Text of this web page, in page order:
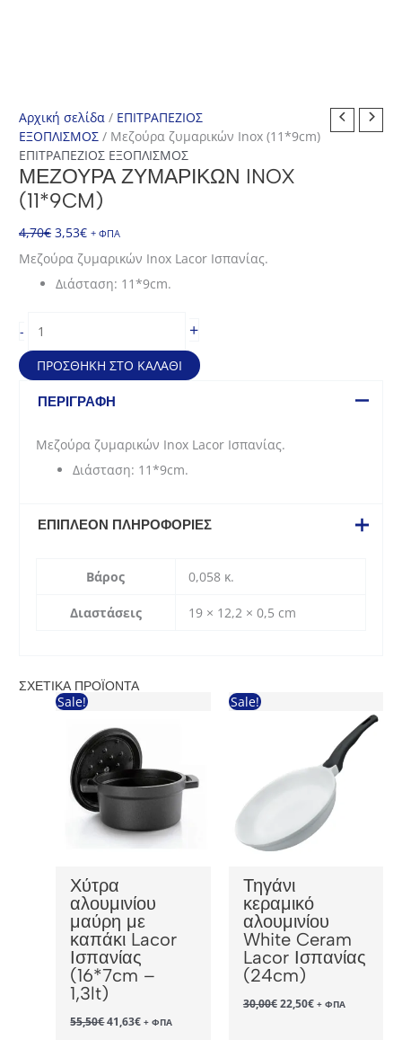
Αρχική σελίδα / ΕΠΙΤΡΑΠΕΖΙΟΣ
ΕΞΟΠΛΙΣΜΟΣ / Μεζούρα ζυμαρικών Inox (11*9cm)
ΕΠΙΤΡΑΠΕΖΙΟΣ ΕΞΟΠΛΙΣΜΟΣ
ΜΕΖΟΎΡΑ ΖΥΜΑΡΙΚΏΝ INOX
(11*9CM)
4,70€ Original
price
was:
4,70€.
3,53€Η
τρέχουσα
τιμή
είναι:
+ ΦΠΑ
Μεζούρα ζυμαρικών Inox Lacor Ισπανίας.
Διάσταση: 11*9cm.
-
ζυμαρικών
Inox
(11*9cm)
ποσότητα
+
ΠΡΟΣΘΉΚΗ ΣΤΟ ΚΑΛΆΘΙ
ΠΕΡΙΓΡΑΦΉ
Μεζούρα ζυμαρικών Inox Lacor Ισπανίας.
Διάσταση: 11*9cm.
ΕΠΙΠΛΈΟΝ ΠΛΗΡΟΦΟΡΊΕΣ
Βάρος 0,058 κ.
Διαστάσεις 19 × 12,2 × 0,5 cm
ΣΧΕΤΙΚΆ ΠΡΟΪΌΝΤΑ
Sale!
Χύτρα
αλουμινίου
μαύρη με
καπάκι Lacor
Ισπανίας
(16*7cm –
1,3lt)
55,50€ Original
price
41,63€Η+ ΦΠΑ
Sale!
Τηγάνι
κεραμικό
αλουμινίου
White Ceram
Lacor Ισπανίας
(24cm)
30,00€Original
price
22,50€Η+ ΦΠΑ